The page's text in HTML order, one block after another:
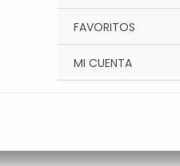
FAVORITOS
MI CUENTA